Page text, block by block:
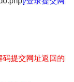
码提交网址返回的